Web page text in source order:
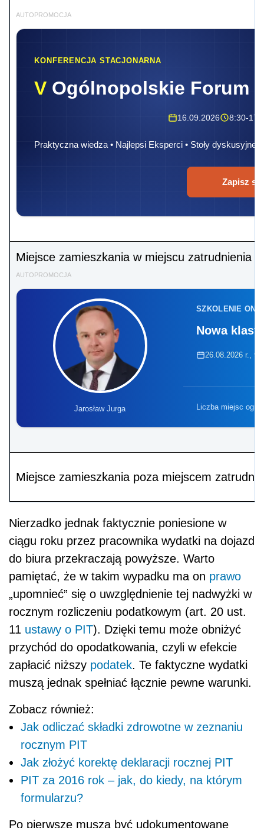
AUTOPROMOCJA
KONFERENCJA STACJONARNA
V Ogólnopolskie Forum
16.09.2026 8:30-
Praktyczna wiedza • Najlepsi Eksperci • Stoły dyskusyjne
Zapisz się
Miejsce zamieszkania w miejscu zatrudnienia
AUTOPROMOCJA
Jarosław Jurga
SZKOLENIE
Nowa
26.08.2026 r.,
Liczba miejsc
Miejsce zamieszkania poza miejscem
Nierzadko jednak faktycznie poniesione w
ciągu roku przez pracownika wydatki na dojazd
do biura przekraczają powyższe. Warto
pamiętać, że w takim wypadku ma on prawo
„upomnieć” się o uwzględnienie tej nadwyżki w
rocznym rozliczeniu podatkowym (art. 20 ust.
11 ustawy o PIT). Dzięki temu może obniżyć
przychód do opodatkowania, czyli w efekcie
zapłacić niższy podatek. Te faktyczne wydatki
muszą jednak spełniać łącznie pewne warunki.
Zobacz również:
Jak odliczać składki zdrowotne w zeznaniu
rocznym PIT
Jak złożyć korektę deklaracji rocznej PIT
PIT za 2016 rok – jak, do kiedy, na którym
formularzu?
Po pierwsze muszą być udokumentowane